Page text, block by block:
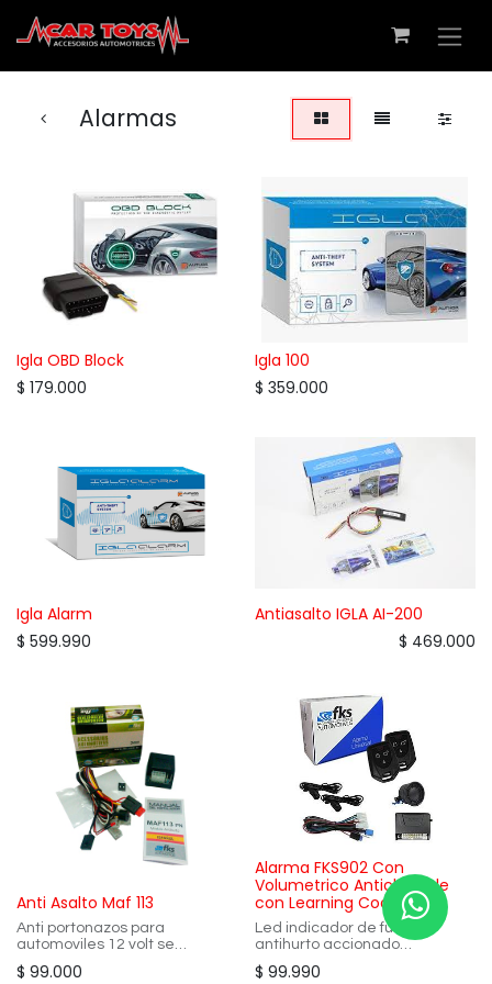
Alarmas
Igla OBD Block
$ 179.000
Igla 100
$ 359.000
Igla Alarm
$ 599.990
Antiasalto IGLA AI-200
$ 469.000
Anti Asalto Maf 113
Anti portonazos para
automoviles 12 volt se
desactiva con boton oculto
$ 99.000
Alarma FKS902 Con
Volumetrico Anticlonable
con Learning Code
Led indicador de función
antihurto accionado
Comando de trabas negativo,
Instalación Básica Incluida
$ 99.990